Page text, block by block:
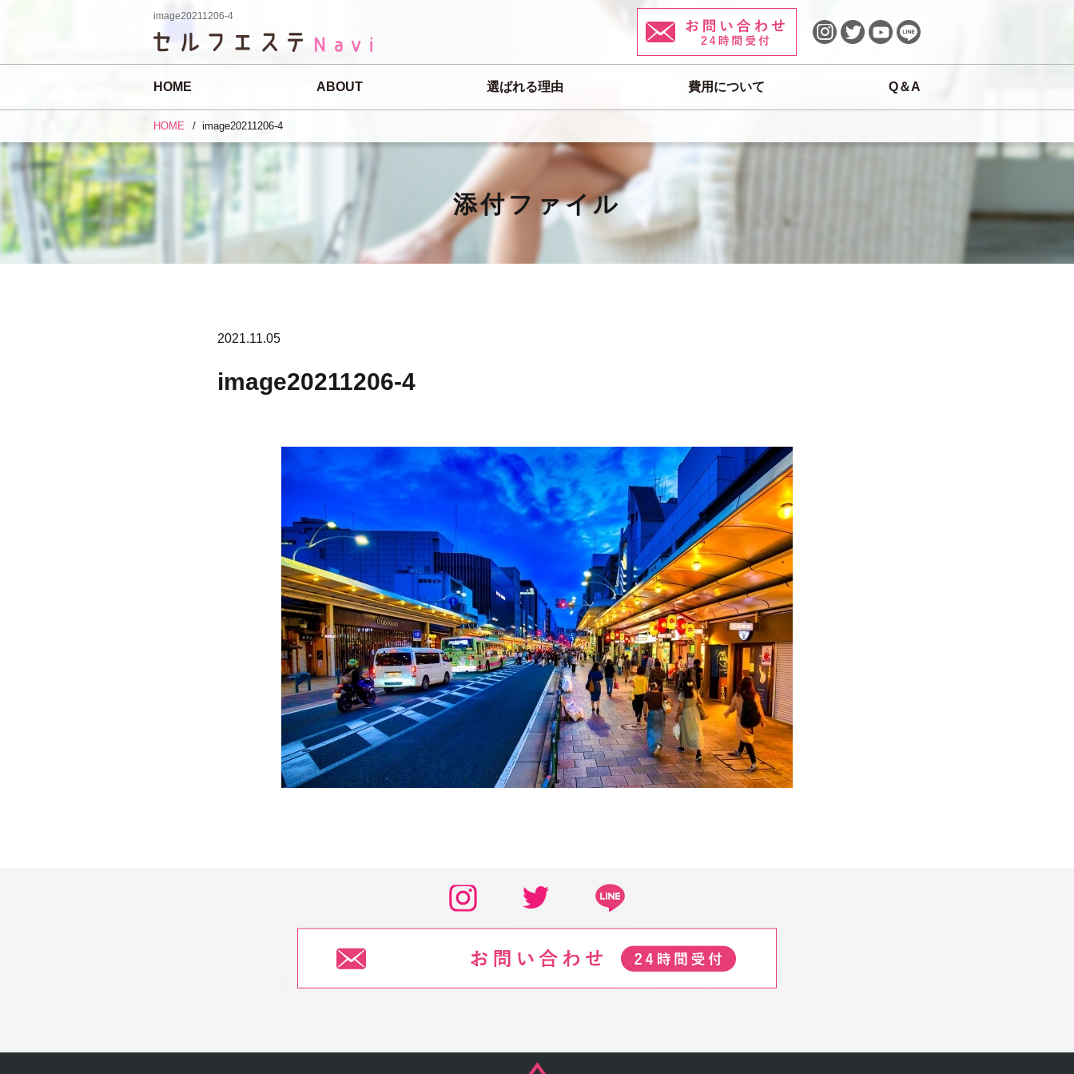
image20211206-4
HOME ABOUT 選ばれる理由 費用について Q＆A
HOME image20211206-4
添付ファイル
2021.11.05
image20211206-4